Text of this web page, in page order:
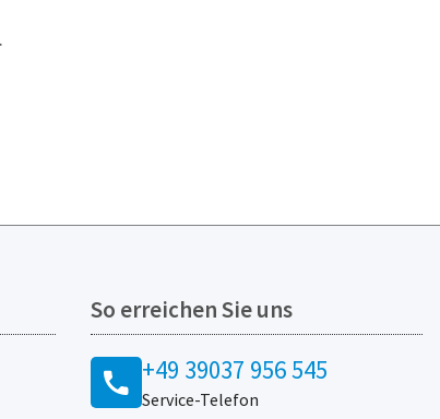
So erreichen Sie uns
+49 39037 956 545
Service-Telefon